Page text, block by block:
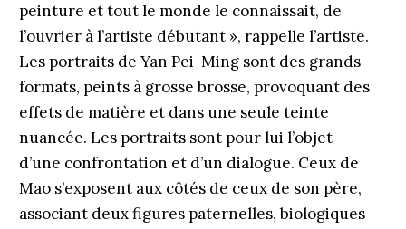
peinture et tout le monde le connaissait, de
l’ouvrier à l’artiste débutant », rappelle l’artiste.
Les portraits de Yan Pei-Ming sont des grands
formats, peints à grosse brosse, provoquant des
effets de matière et dans une seule teinte
nuancée. Les portraits sont pour lui l’objet
d’une confrontation et d’un dialogue. Ceux de
Mao s’exposent aux côtés de ceux de son père,
associant deux figures paternelles, biologiques